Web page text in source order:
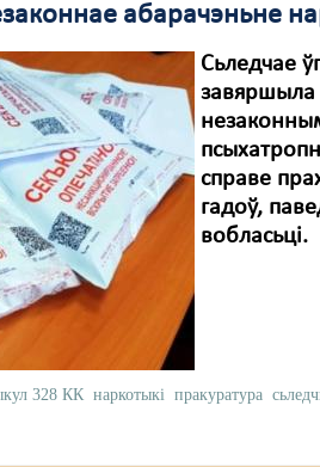
абарачэньне
Сьледчае
завяршыла
справе
гадоў,
вобласьці.
328 КК наркотыкі пракуратура